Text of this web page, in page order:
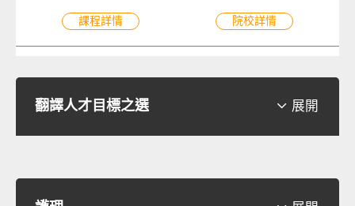
課程詳情 院校詳情
翻譯人才目標之選  展開